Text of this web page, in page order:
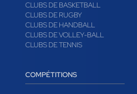
CLUBS DE BASKETBALL
CLUBS DE RUGBY
CLUBS DE HANDBALL
CLUBS DE VOLLEY-BALL
CLUBS DE TENNIS
COMPÉTITIONS